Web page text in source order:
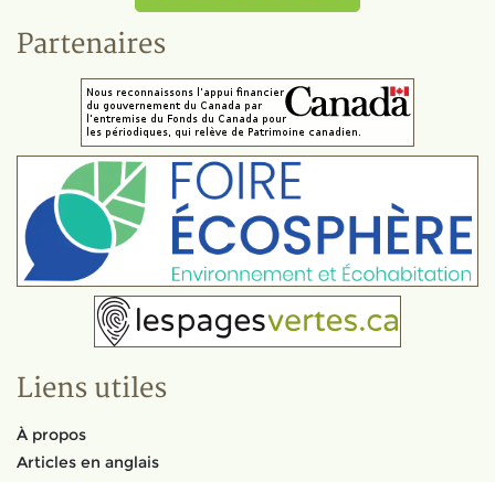
Partenaires
Liens utiles
À propos
Articles en anglais